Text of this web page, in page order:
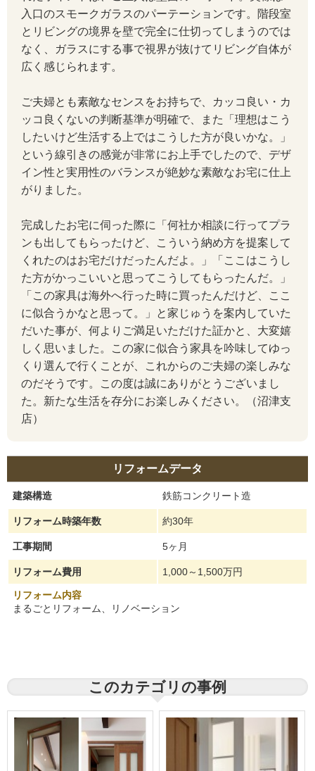
入口のスモークガラスのパーテーションです。階段室
とリビングの境界を壁で完全に仕切ってしまうのでは
なく、ガラスにする事で視界が抜けてリビング自体が
広く感じられます。
ご夫婦とも素敵なセンスをお持ちで、カッコ良い・カ
ッコ良くないの判断基準が明確で、また「理想はこう
したいけど生活する上ではこうした方が良いかな。」
という線引きの感覚が非常にお上手でしたので、デザ
イン性と実用性のバランスが絶妙な素敵なお宅に仕上
がりました。
完成したお宅に伺った際に「何社か相談に行ってプラ
ンも出してもらったけど、こういう納め方を提案して
くれたのはお宅だけだったんだよ。」「ここはこうし
た方がかっこいいと思ってこうしてもらったんだ。」
「この家具は海外へ行った時に買ったんだけど、ここ
に似合うかなと思って。」と家じゅうを案内していた
だいた事が、何よりご満足いただけた証かと、大変嬉
しく思いました。この家に似合う家具を吟味してゆっ
くり選んで行くことが、これからのご夫婦の楽しみな
のだそうです。この度は誠にありがとうございまし
た。新たな生活を存分にお楽しみください。（沼津支
店）
リフォームデータ
建築構造 鉄筋コンクリート造
リフォーム時築年数 約30年
工事期間 5ヶ月
リフォーム費用 1,000～1,500万円
リフォーム内容
まるごとリフォーム、リノベーション
このカテゴリの事例